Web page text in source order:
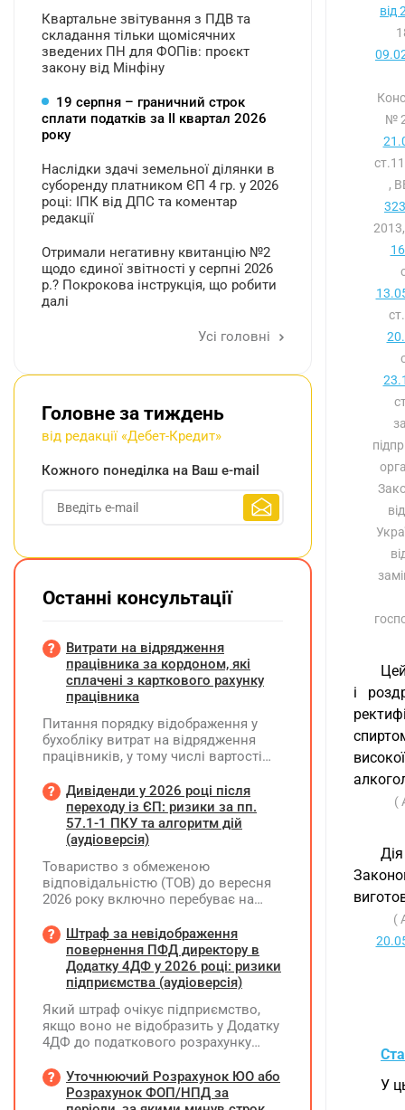
від
№
,
і
(
(
У
Квартальне звітування з ПДВ та
складання тільки щомісячних
зведених ПН для ФОПів: проєкт
закону від Мінфіну
19 серпня – граничний строк
сплати податків за ІI квартал 2026
року
Наслідки здачі земельної ділянки в
суборенду платником ЄП 4 гр. у 2026
році: ІПК від ДПС та коментар
редакції
Отримали негативну квитанцію №2
щодо єдиної звітності у серпні 2026
р.? Покрокова інструкція, що робити
далі
Усі головні
Головне за тиждень
від редакції «Дебет-Кредит»
Кожного понеділка на Ваш e-mail
Останні консультації
Витрати на відрядження
працівника за кордоном, які
сплачені з карткового рахунку
працівника
Питання порядку відображення у
бухобліку витрат на відрядження
працівників, у тому числі вартості
карткового рахунку працівника та
підтвердження таких операцій
первинними документами, належать
до компетенції Мінфіну
Дивіденди у 2026 році після
переходу із ЄП: ризики за пп.
57.1-1 ПКУ та алгоритм дій
(аудіоверсія)
Товариство з обмеженою
відповідальністю (ТОВ) до вересня
2026 року включно перебуває на
(єдиний податок, 3 група, ставка 5%,
неплатник ПДВ). З 1 жовтня 2026
року підприємство переходить на
загальну систему оподаткування
прибуток). За результатами
діяльності у періоді 2024–2025 років
(під час перебування на спрощеній
чистий прибуток, сума
нерозподіленого прибутку в балансі
Штраф за невідображення
повернення ПФД директору в
Додатку 4ДФ у 2026 році: ризики
підприємства (аудіоверсія)
Який штраф очікує підприємство,
якщо воно не відобразить у Додатку
4ДФ до податкового розрахунку
допомоги (ПФД) директору?
Уточнюючий Розрахунок ЮО або
Розрахунок ФОП/НПД за